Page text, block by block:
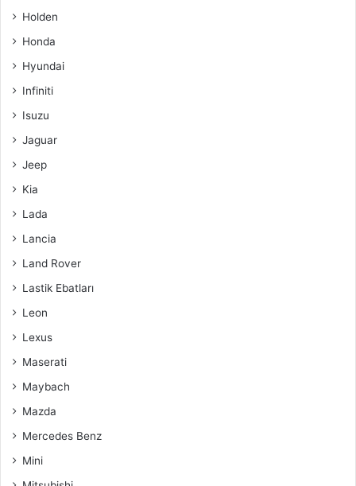
Holden
Honda
Hyundai
Infiniti
Isuzu
Jaguar
Jeep
Kia
Lada
Lancia
Land Rover
Lastik Ebatları
Leon
Lexus
Maserati
Maybach
Mazda
Mercedes Benz
Mini